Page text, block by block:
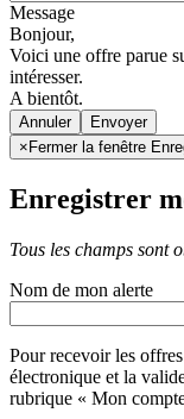
Message
Bonjour,
Voici une offre parue
intéresser.
A bientôt.
Annuler
× Fermer la fenêtre
Enregistrer
Tous les champs sont
Nom de mon alerte
Pour recevoir les
électronique et la
rubrique « Mon